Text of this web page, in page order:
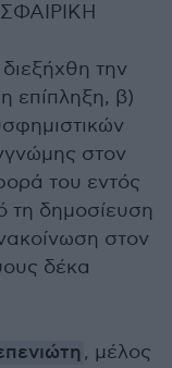
την
επίπληξη, β)
στον
του εντός
τη δημοσίευση
στον
δέκα
, μέλος